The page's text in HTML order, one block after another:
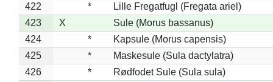
422
*
Lille Fregatfugl (Fregata ariel)
423
X
Sule (Morus bassanus)
424
*
Kapsule (Morus capensis)
425
*
Maskesule (Sula dactylatra)
426
*
Rødfodet Sule (Sula sula)